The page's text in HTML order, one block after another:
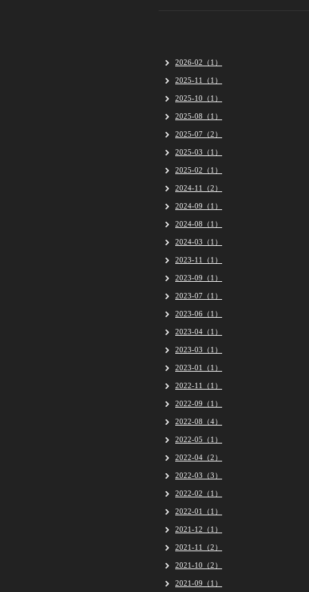
2026-02（1）
2025-11（1）
2025-10（1）
2025-08（1）
2025-07（2）
2025-03（1）
2025-02（1）
2024-11（2）
2024-09（1）
2024-08（1）
2024-03（1）
2023-11（1）
2023-09（1）
2023-07（1）
2023-06（1）
2023-04（1）
2023-03（1）
2023-01（1）
2022-11（1）
2022-09（1）
2022-08（4）
2022-05（1）
2022-04（2）
2022-03（3）
2022-02（1）
2022-01（1）
2021-12（1）
2021-11（2）
2021-10（2）
2021-09（1）